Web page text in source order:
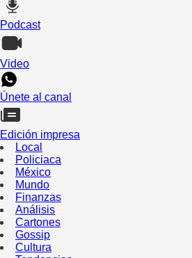
Podcast
Video
Únete al canal
Edición impresa
Local
Policiaca
México
Mundo
Finanzas
Análisis
Cartones
Gossip
Cultura